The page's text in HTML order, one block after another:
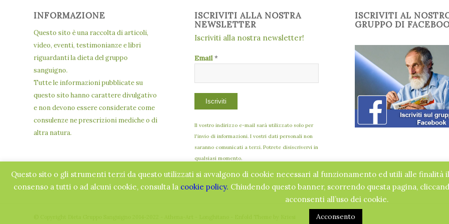
INFORMAZIONE
Questo sito è una raccolta di articoli,
video, eventi, testimonianze e libri
riguardanti la dieta del gruppo
sanguigno.
Tutte le informazioni pubblicate su
questo sito hanno carattere divulgativo
e non devono essere considerate come
consulenze ne prescrizioni mediche o di
altra natura.
ISCRIVITI ALLA NOSTRA
NEWSLETTER
Iscriviti alla nostra newsletter!
Email*
Il vostro indirizzo e-mail sarà utilizzato solo per
l'invio di informazioni. I vostri dati personali non
saranno comunicati a terzi. Potrete disiscrivervi in
qualsiasi momento.
ISCRIVITI AL
GRUPPO DI
Questo sito o gli strumenti terzi da questo utilizzati si avvalgono di cookie necessari al funzionamento ed utili alle finalità
consenso a tutti o ad alcuni cookie, consulta la cookie policy. Chiudendo questo banner, scorrendo questa pagina,
acconsenti all’uso dei cookie.
Acconsento